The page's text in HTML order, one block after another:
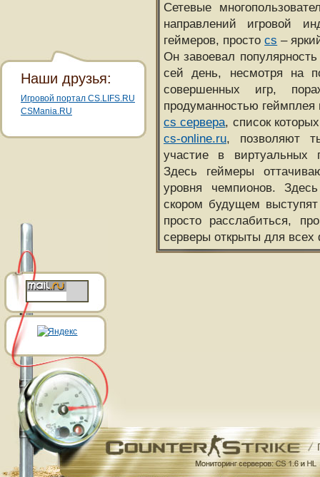
Сетевые
направлений игровой
геймеров, простоcs –
Он завоевал
сей день, несмотря на
совершенных игр,
продуманностью
cs сервера, список
cs-online.ru, позволяют
участие в виртуальных
Здесь геймеры
уровня чемпионов.
скором будущем
просто расслабиться,
серверы открыты для всех
Наши друзья:
Игровой портал CS.LIFS.RU
CSMania.RU